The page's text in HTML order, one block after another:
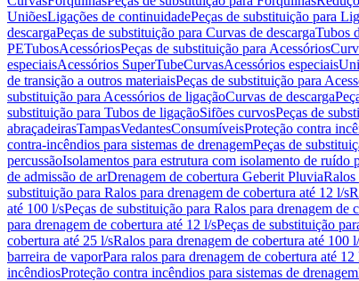
UniõesLigações de continuidadePeças de substituição para
descargaPeças de substituição para Curvas de descargaTubos
PETubosAcessóriosPeças de substituição para Acessórios
especiaisAcessórios SuperTubeCurvasAcessórios especiais
de transição a outros materiaisPeças de substituição para
substituição para Acessórios de ligaçãoCurvas de descarga
substituição para Tubos de ligaçãoSifões curvosPeças de
abraçadeirasTampasVedantesConsumíveisProteção contra
contra-incêndios para sistemas de drenagemPeças de
percussãoIsolamentos para estrutura com isolamento de ruído
de admissão de arDrenagem de cobertura Geberit PluviaRalos
substituição para Ralos para drenagem de cobertura até 12 l/s
até 100 l/sPeças de substituição para Ralos para drenagem de
para drenagem de cobertura até 12 l/sPeças de substituição
cobertura até 25 l/sRalos para drenagem de cobertura até 100
barreira de vaporPara ralos para drenagem de cobertura até 12
incêndiosProteção contra incêndios para sistemas de drenagem